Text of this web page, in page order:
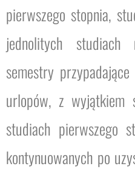
pierwszego stopnia,
jednolitych
semestry
urlopów, z wyjątkiem
studiach pierwszego
kontynuowanych po